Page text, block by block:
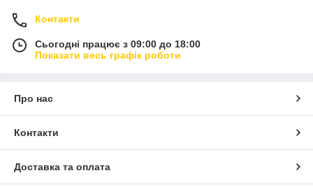
Контакти
Сьогодні працює з 09:00 до 18:00
Показати весь графік роботи
Про нас
Контакти
Доставка та оплата